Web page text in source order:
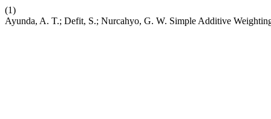
(1)
Ayunda, A. T.; Defit, S.; Nurcahyo, G. W. Simple Additive